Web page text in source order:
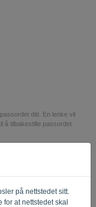
på nettstedet sitt.
at nettstedet skal
ditt. En lenke vil
å tilbakestille passordet